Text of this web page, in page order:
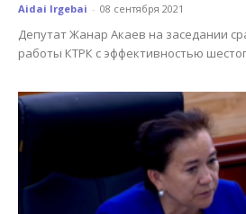
Aidai Irgebai - 08 сентября 2021
Депутат Жанар Акаев на заседании
работы КТРК с эффективностью